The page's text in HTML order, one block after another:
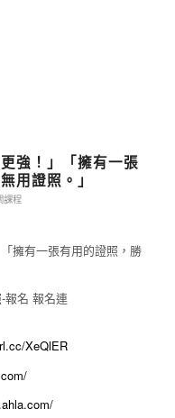
強！」「擁有一張
用證照。」
課程
擁有一張有用的證照，勝
報名 報名連
XeQlER